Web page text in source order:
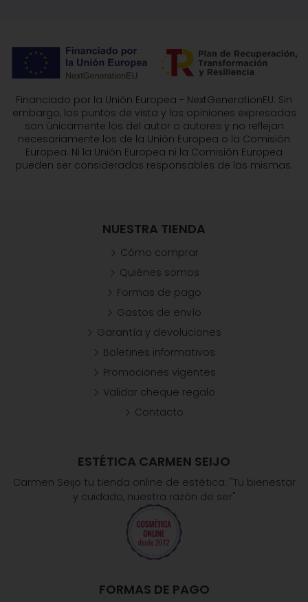
Financiado por la Unión Europea - NextGenerationEU. Sin
embargo, los puntos de vista y las opiniones expresadas
son únicamente los del autor o autores y no reflejan
necesariamente los de la Unión Europea o la Comisión
Europea. Ni la Unión Europea ni la Comisión Europea
pueden ser consideradas responsables de las mismas.
ESTÉTICA CARMEN SEIJO
Carmen Seijo tu tienda online de estética: "Tu bienestar
y cuidado, nuestra razón de ser"
FORMAS DE PAGO
NUESTRA TIENDA
Cómo comprar
Quiénes somos
Formas de pago
Gastos de envío
Garantía y devoluciones
Boletines informativos
Promociones vigentes
Validar cheque regalo
Contacto